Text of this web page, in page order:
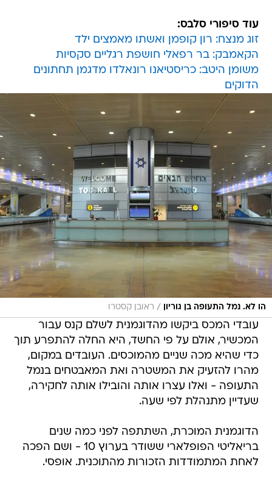
עוד סיפורי סלבס:
זוג מנצח: רון קופמן ואשתו מאמצים ילד
הקאמבק: בר רפאלי חושפת רגליים סקסיות
משומן היטב: כריסטיאנו רונאלדו מדגמן תחתונים
הדוקים
הו לא. נמל התעופה בן גוריון / ראובן קסטרו
עובדי המכס ביקשו מהדוגמנית לשלם קנס עבור
המכשיר, אולם על פי החשד, היא החלה להתפרע תוך
כדי שהיא מכה שניים מהמוכסים. העובדים במקום,
מהרו להזעיק את המשטרה ואת המאבטחים בנמל
התעופה - ואלו עצרו אותה והובילו אותה לחקירה,
שעדיין מתנהלת לפי שעה.
הדוגמנית המוכרת, השתתפה לפני כמה שנים
בריאליטי הפופלארי ששודר בערוץ 10 - ושם הפכה
לאחת המתמודדות הזכורות מהתוכנית. אופסי.